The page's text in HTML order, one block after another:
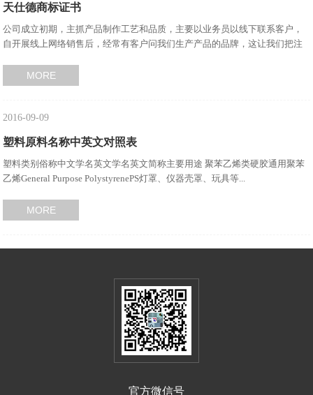
天仕德商标证书
公司成立初期，主抓产品制作工艺和品质，主要以业务员以线下联系客户，
自开展线上网络销售后，经常有客户问我们生产产品的品牌，这让我们把注
MORE
2016-09-09
塑料原料名称中英文对照表
塑料类别俗称中文学名英文学名英文简称主要用途 聚苯乙烯类硬胶通用聚苯
乙烯General Purpose PolystyrenePS灯罩、仪器壳罩、玩具等...
MORE
官方微信号